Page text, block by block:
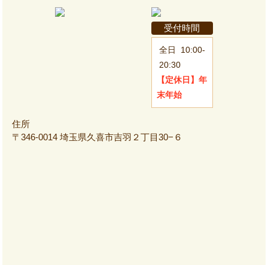
受付時間
全日
10:00-
20:30
【定休日】 年
末年始
住所
〒346-0014 埼玉県久喜市吉羽２丁目30−６